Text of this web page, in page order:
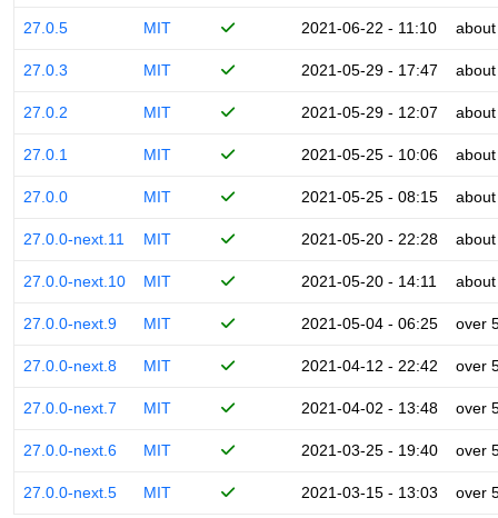
27.0.5 MIT 2021-06-22 - 11:10
27.0.3 MIT 2021-05-29 - 17:47
27.0.2 MIT 2021-05-29 - 12:07
27.0.1 MIT 2021-05-25 - 10:06
27.0.0 MIT 2021-05-25 - 08:15
27.0.0-next.11 MIT 2021-05-20 - 22:28
27.0.0-next.10 MIT 2021-05-20 - 14:11
27.0.0-next.9 MIT 2021-05-04 - 06:25 over
27.0.0-next.8 MIT 2021-04-12 - 22:42 over
27.0.0-next.7 MIT 2021-04-02 - 13:48 over
27.0.0-next.6 MIT 2021-03-25 - 19:40 over
27.0.0-next.5 MIT 2021-03-15 - 13:03 over